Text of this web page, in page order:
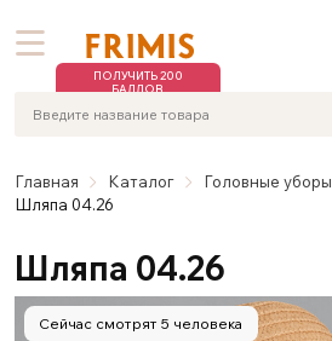
ПОЛУЧИТЬ 200
БАЛЛОВ
Главная Каталог Головные уборы
Шляпа 04.26
Шляпа 04.26
Сейчас смотрят 5 человека